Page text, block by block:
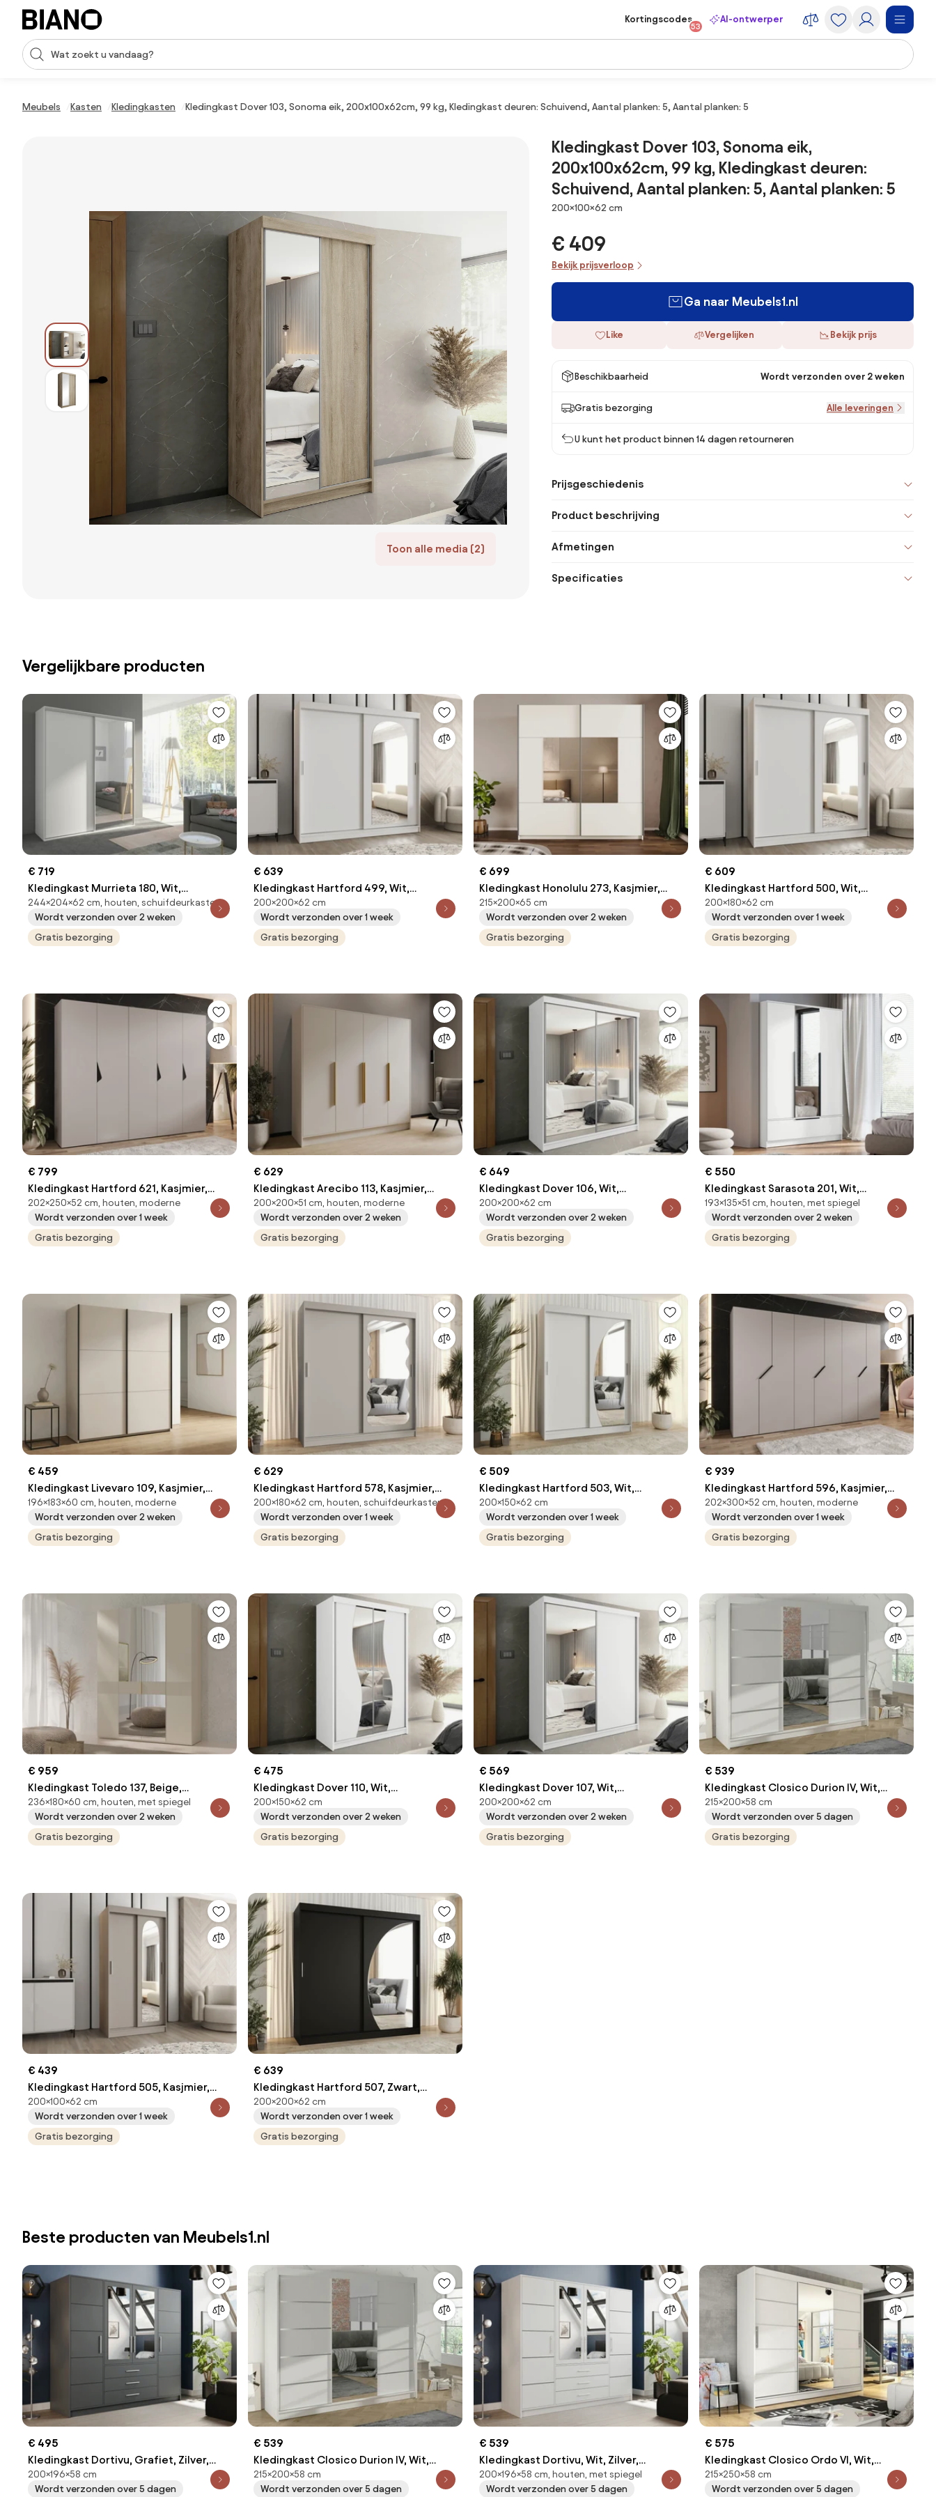
Navigatie overslaan, naar inhoud springen
Zoekopdracht invoeren
Kortingscodes
53
AI-ontwerper
Meubels Kasten Kledingkasten Kledingkast Dover 103, Sonoma eik, 200x100x62cm, 99 kg, Kledingkast deuren: Schuivend, Aantal planken: 5, Aantal planken: 5
Toon alle media (2)
Kledingkast Dover 103, Sonoma eik,
200x100x62cm, 99 kg, Kledingkast deuren:
Schuivend, Aantal planken: 5, Aantal planken: 5
Afmetingen
200×100×62 cm
€ 409
Bekijk prijsverloop
Ga naar Meubels1.nl
Like Vergelijken Bekijk prijs
Beschikbaarheid Wordt verzonden over 2 weken
Gratis bezorging Alle leveringen
U kunt het product binnen 14 dagen retourneren
Prijsgeschiedenis
Product beschrijving
Afmetingen
Specificaties
Vergelijkbare producten
€ 719
Kledingkast Murrieta 180, Wit,
244x204x62cm, Kledingkast deuren:
Schuivend
244×204×62 cm, houten, schuifdeurkasten
Wordt verzonden over 2 weken
Gratis bezorging
€ 639
Kledingkast Hartford 499, Wit,
200x200x62cm, 159 kg, Kledingkast
deuren: Schuivend, Aantal planken: 9,
Aantal planken: 9
200×200×62 cm
Wordt verzonden over 1 week
Gratis bezorging
€ 699
Kledingkast Honolulu 273, Kasjmier,
215x200x65cm, 169 kg, Kledingkast
deuren: Schuivend, Aantal planken: 4,
Aantal planken: 4
215×200×65 cm
Wordt verzonden over 2 weken
Gratis bezorging
€ 609
Kledingkast Hartford 500, Wit,
200x180x62cm, 149 kg, Kledingkast
deuren: Schuivend, Aantal planken: 9,
Aantal planken: 9
200×180×62 cm
Wordt verzonden over 1 week
Gratis bezorging
€ 799
Kledingkast Hartford 621, Kasjmier,
Zwart, 202x250x52cm, 173 kg,
Kledingkast deuren: Met scharnieren
202×250×52 cm, houten, moderne
Wordt verzonden over 1 week
Gratis bezorging
€ 629
Kledingkast Arecibo 113, Kasjmier,
Gouden, 200x200x51cm, 161 kg,
Kledingkast deuren: Met scharnieren
200×200×51 cm, houten, moderne
Wordt verzonden over 2 weken
Gratis bezorging
€ 649
Kledingkast Dover 106, Wit,
200x200x62cm, 174 kg, Kledingkast
deuren: Schuivend, Aantal planken: 9,
Aantal planken: 9
200×200×62 cm
Wordt verzonden over 2 weken
Gratis bezorging
€ 550
Kledingkast Sarasota 201, Wit,
193x135x51cm, 116 kg, Kledingkast
deuren: Met scharnieren
193×135×51 cm, houten, met spiegel
Wordt verzonden over 2 weken
Gratis bezorging
€ 459
Kledingkast Livevaro 109, Kasjmier,
196x183x60cm, 137.8 kg, Kledingkast
deuren: Schuivend, Aantal planken: 5,
Aantal planken: 5
196×183×60 cm, houten, moderne
Wordt verzonden over 2 weken
Gratis bezorging
€ 629
Kledingkast Hartford 578, Kasjmier,
200x180x62cm, 150 kg, Kledingkast
deuren: Schuivend, Aantal planken: 9,
Aantal planken: 9
200×180×62 cm, houten, schuifdeurkasten
Wordt verzonden over 1 week
Gratis bezorging
€ 509
Kledingkast Hartford 503, Wit,
200x150x62cm, 125 kg, Kledingkast
deuren: Schuivend
200×150×62 cm
Wordt verzonden over 1 week
Gratis bezorging
€ 939
Kledingkast Hartford 596, Kasjmier,
Zwart, 202x300x52cm, 203.5 kg,
Kledingkast deuren: Met scharnieren
202×300×52 cm, houten, moderne
Wordt verzonden over 1 week
Gratis bezorging
€ 959
Kledingkast Toledo 137, Beige,
237x180x60cm, 207.5 kg, Kledingkast
deuren: Met scharnieren
236×180×60 cm, houten, met spiegel
Wordt verzonden over 2 weken
Gratis bezorging
€ 475
Kledingkast Dover 110, Wit,
200x150x62cm, 134 kg, Kledingkast
deuren: Schuivend, Aantal planken: 5,
Aantal planken: 5
200×150×62 cm
Wordt verzonden over 2 weken
Gratis bezorging
€ 569
Kledingkast Dover 107, Wit,
200x200x62cm, 174 kg, Kledingkast
deuren: Schuivend, Aantal planken: 9,
Aantal planken: 9
200×200×62 cm
Wordt verzonden over 2 weken
Gratis bezorging
€ 539
Kledingkast Closico Durion IV, Wit,
215x200x58cm, 171 kg, Kledingkast
deuren: Schuivend, Aantal planken: 9,
Aantal planken: 9
215×200×58 cm
Wordt verzonden over 5 dagen
Gratis bezorging
€ 439
Kledingkast Hartford 505, Kasjmier,
200x100x62cm, 99 kg, Kledingkast
deuren: Schuivend, Aantal planken: 3,
Aantal planken: 3
200×100×62 cm
Wordt verzonden over 1 week
Gratis bezorging
€ 639
Kledingkast Hartford 507, Zwart,
200x200x62cm, 159 kg, Kledingkast
deuren: Schuivend
200×200×62 cm
Wordt verzonden over 1 week
Gratis bezorging
Beste producten van Meubels1.nl
€ 495
Kledingkast Dortivu, Grafiet, Zilver,
200x196x58cm, 174 kg, Kledingkast
deuren: Met scharnieren
200×196×58 cm
Wordt verzonden over 5 dagen
€ 539
Kledingkast Closico Durion IV, Wit,
215x200x58cm, 171 kg, Kledingkast
deuren: Schuivend, Aantal planken: 9,
215×200×58 cm
Wordt verzonden over 5 dagen
€ 539
Kledingkast Dortivu, Wit, Zilver,
200x196x58cm, 174 kg, Kledingkast
deuren: Met scharnieren
200×196×58 cm, houten, met spiegel
Wordt verzonden over 5 dagen
€ 575
Kledingkast Closico Ordo VI, Wit,
215x250x58cm, 203 kg, Kledingkast
deuren: Schuivend, Aantal planken: 9,
215×250×58 cm
Wordt verzonden over 5 dagen